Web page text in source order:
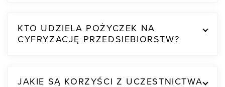
KTO UDZIELA POŻYCZEK NA
CYFRYZACJĘ PRZEDSIEBIORSTW?
JAKIE SĄ KORZYŚCI Z UCZESTNICTWA